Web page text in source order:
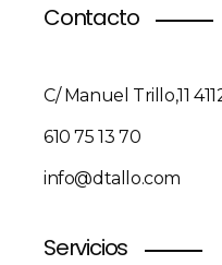
Contacto
C/ Manuel Trillo,11
610 75 13 70
info@dtallo.com
Servicios